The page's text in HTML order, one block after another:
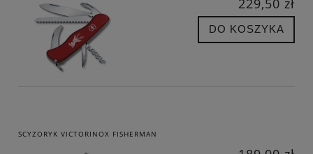
229,50 zł
DO KOSZYKA
SCYZORYK VICTORINOX FISHERMAN